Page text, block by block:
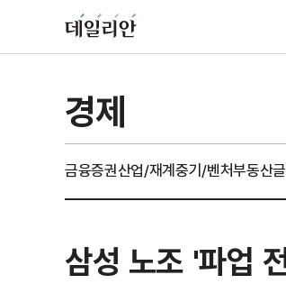
경제
금융증권산업/재계중기/벤처부동산
삼성 노조 '파업